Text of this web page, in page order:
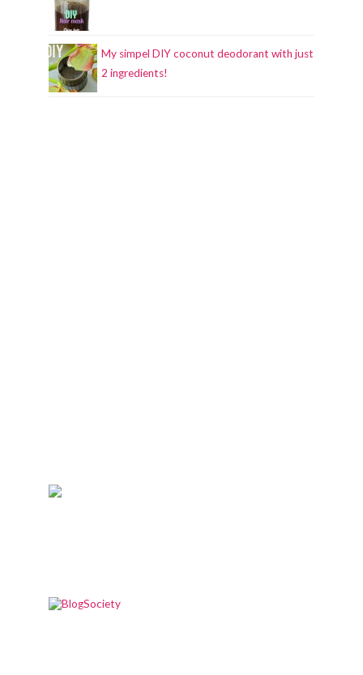
My simpel DIY coconut deodorant with just
2 ingredients!